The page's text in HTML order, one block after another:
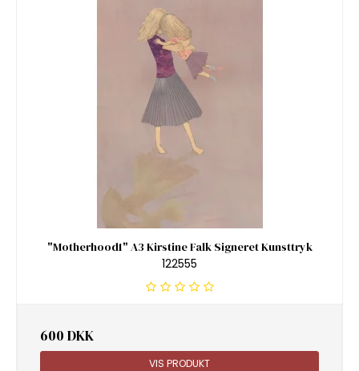
"Motherhood1" A3 Kirstine Falk Signeret Kunsttryk
122555
600 DKK
VIS PRODUKT